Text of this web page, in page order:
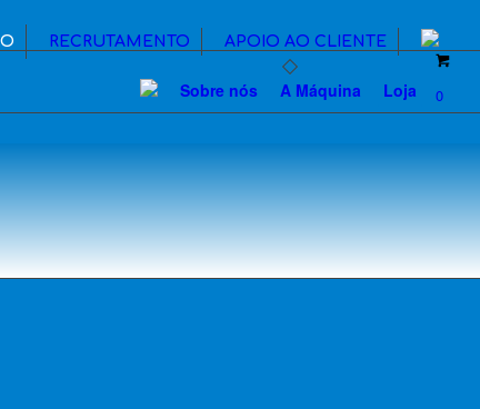
RECRUTAMENTO APOIO AO CLIENTE
Sobre nós A Máquina Loja 0